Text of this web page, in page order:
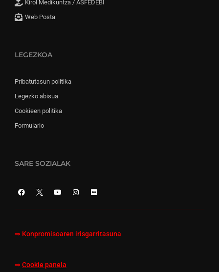
Kirol Medikuntza / ASFEDEBI
Web Posta
LEGEZKOA
Pribatutasun politika
Legezko abisua
Cookieen politika
Formulario
SARE SOZIALAK
⇒ Konpromisoaren irisgarritasuna
⇒ Cookie panela